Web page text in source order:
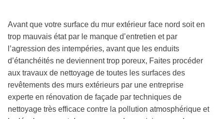
Avant que votre surface du mur extérieur face nord soit en
trop mauvais état par le manque d’entretien et par
l’agression des intempéries, avant que les enduits
d’étanchéités ne deviennent trop poreux, Faites procéder
aux travaux de nettoyage de toutes les surfaces des
revêtements des murs extérieurs par une entreprise
experte en rénovation de façade par techniques de
nettoyage très efficace contre la pollution atmosphérique et